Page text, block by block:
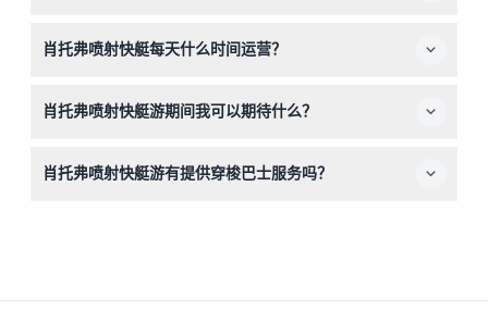
间。
肖托弗喷射快艇每天什么时间运营？
点之间每15至30分钟出发一次。（可能会有变动，请预订
肖托弗喷射快艇游期间我可以期待什么？
的高速、360°旋转、急停以及穿越狭窄河流峡谷的近距离
肖托弗喷射快艇游有提供穿梭巴士服务吗？